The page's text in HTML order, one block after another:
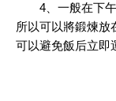
4、一般在下午
所以可以將鍛煉放
可以避免飯后立即